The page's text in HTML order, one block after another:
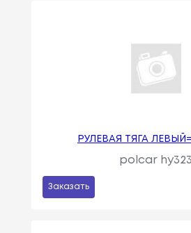
РУЛЕВАЯ ТЯГА
polcar hy323
Заказать